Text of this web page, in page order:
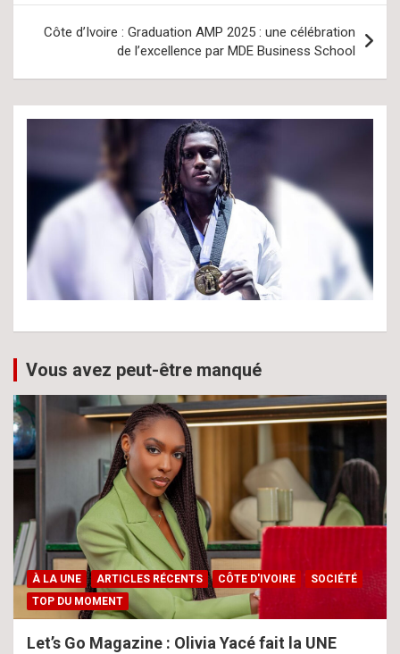
l’article
Côte d’Ivoire : Graduation AMP 2025 : une célébration
de l’excellence par MDE Business School
Vous avez peut-être manqué
À LA UNE ARTICLES RÉCENTS CÔTE D'IVOIRE
SOCIÉTÉ
TOP DU MOMENT
Let’s Go Magazine : Olivia Yacé fait la UNE